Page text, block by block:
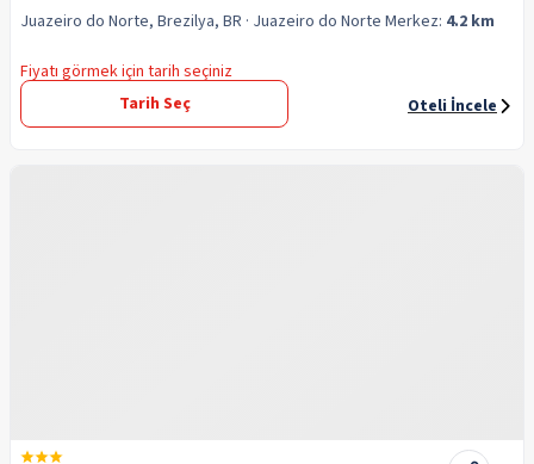
Juazeiro do Norte, Brezilya, BR · Juazeiro do Norte Merkez: 4.2 km
Fiyatı görmek için tarih seçiniz
Tarih Seç
Oteli İncele